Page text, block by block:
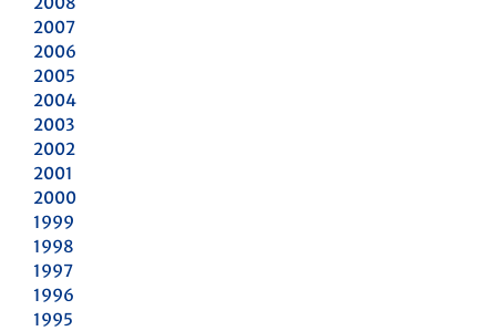
2007
2006
2005
2004
2003
2002
2001
2000
1999
1998
1997
1996
1995